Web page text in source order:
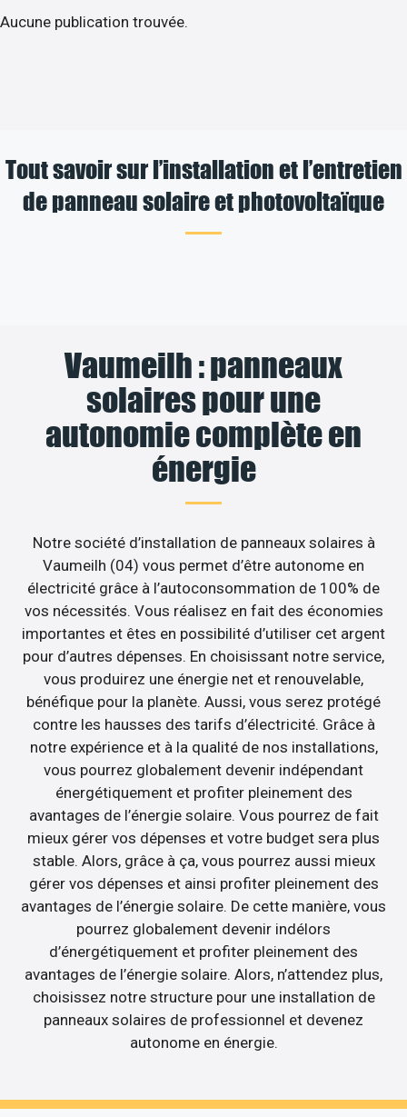
Aucune publication trouvée.
Tout savoir sur l’installation et l’entretien
de panneau solaire et photovoltaïque
Vaumeilh : panneaux
solaires pour une
autonomie complète en
énergie
Notre société d’installation de panneaux solaires à
Vaumeilh (04) vous permet d’être autonome en
électricité grâce à l’autoconsommation de 100% de
vos nécessités. Vous réalisez en fait des économies
importantes et êtes en possibilité d’utiliser cet argent
pour d’autres dépenses. En choisissant notre service,
vous produirez une énergie net et renouvelable,
bénéfique pour la planète. Aussi, vous serez protégé
contre les hausses des tarifs d’électricité. Grâce à
notre expérience et à la qualité de nos installations,
vous pourrez globalement devenir indépendant
énergétiquement et profiter pleinement des
avantages de l’énergie solaire. Vous pourrez de fait
mieux gérer vos dépenses et votre budget sera plus
stable. Alors, grâce à ça, vous pourrez aussi mieux
gérer vos dépenses et ainsi profiter pleinement des
avantages de l’énergie solaire. De cette manière, vous
pourrez globalement devenir indélors
d’énergétiquement et profiter pleinement des
avantages de l’énergie solaire. Alors, n’attendez plus,
choisissez notre structure pour une installation de
panneaux solaires de professionnel et devenez
autonome en énergie.